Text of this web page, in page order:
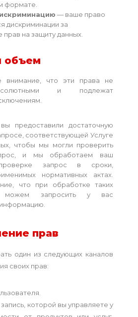
формате.
— ваше право
дискриминации за
на защиту данных.
объем
что эти права не
и подлежат
предоставили достаточную
соответствующей Услуге
чтобы мы могли проверить
и мы обработаем ваш
запрос в сроки,
нормативных актах.
что при обработке таких
запросить у вас
прав
один из следующих каналов
своих прав:
которой вы управляете у